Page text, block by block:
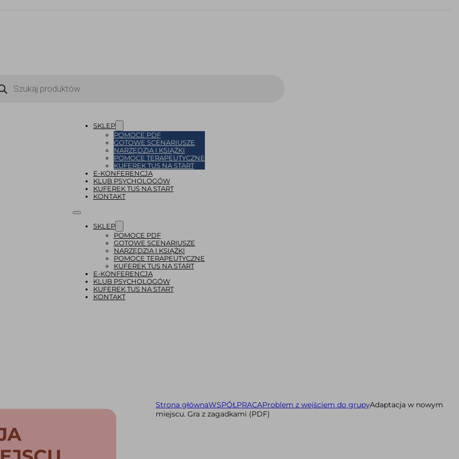
SKLEP
POMOCE PDF
GOTOWE SCENARIUSZE
NARZĘDZIA I KSIĄŻKI
POMOCE TERAPEUTYCZNE
KUFEREK TUS NA START
E-KONFERENCJA
KLUB PSYCHOLOGÓW
KUFEREK TUS NA START
KONTAKT
SKLEP
POMOCE PDF
GOTOWE SCENARIUSZE
NARZĘDZIA I KSIĄŻKI
POMOCE TERAPEUTYCZNE
KUFEREK TUS NA START
E-KONFERENCJA
KLUB PSYCHOLOGÓW
KUFEREK TUS NA START
KONTAKT
Strona głównaWSPÓŁPRACAProblem z wejściem do grupyAdaptacja w nowym
miejscu. Gra z zagadkami (PDF)